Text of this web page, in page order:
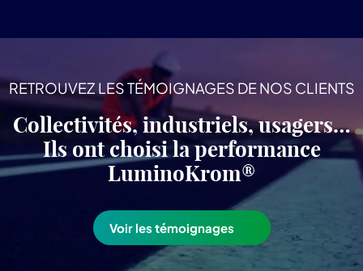
RETROUVEZ LES TÉMOIGNAGES DE NOS CLIENTS
Collectivités, industriels, usagers…
Ils ont choisi la performance
LuminoKrom®
Voir les témoignages